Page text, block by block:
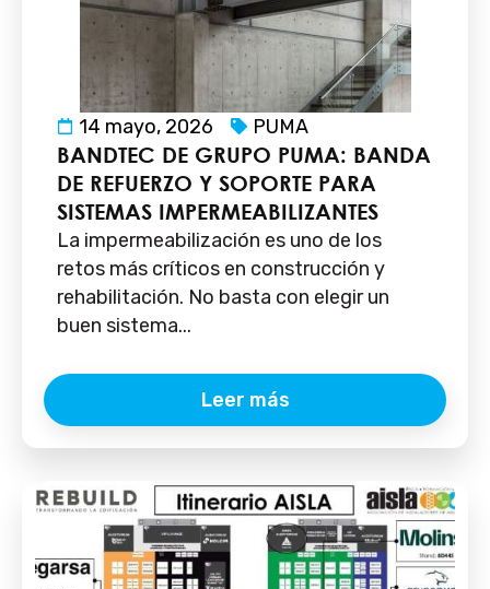
14 mayo, 2026 PUMA
BANDTEC DE GRUPO PUMA: BANDA
DE REFUERZO Y SOPORTE PARA
SISTEMAS IMPERMEABILIZANTES
La impermeabilización es uno de los
retos más críticos en construcción y
rehabilitación. No basta con elegir un
buen sistema...
Leer más